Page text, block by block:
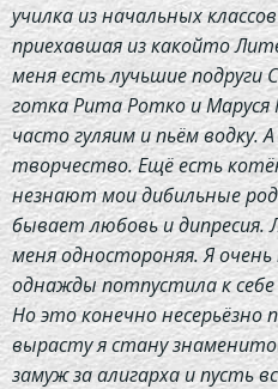
училка из начальных
приехавшая из какойто
меня есть лучьшие подруги
готка Рита Ротко и
часто гуляим и пьём водку.
творчество. Ещё есть
незнают мои дибильные
бывает любовь и дипресия.
меня одностороняя. Я
однажды потпустила к
Но это конечно несерьёзно
вырасту я стану
замуж за алигарха и пусть